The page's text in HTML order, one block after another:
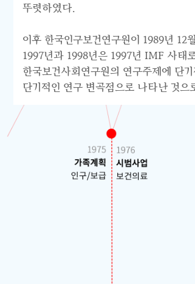
뚜렷하였다.
이후 한국인구보건연구원이 1989년
1997년과 1998년은 1997년 IMF 사태
한국보건사회연구원의 연구주제에 단
단기적인 연구 변곡점으로 나타난 것으